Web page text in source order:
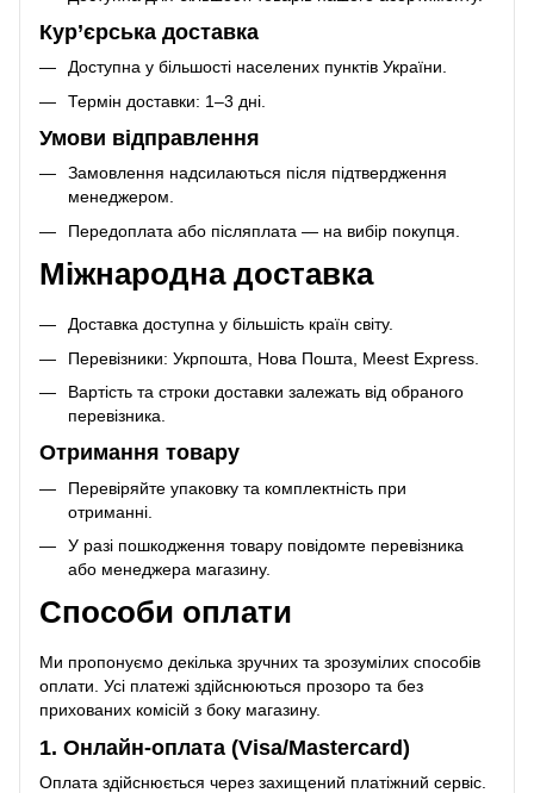
Кур’єрська доставка
Доступна у більшості населених пунктів України.
Термін доставки: 1–3 дні.
Умови відправлення
Замовлення надсилаються після підтвердження
менеджером.
Передоплата або післяплата — на вибір покупця.
Міжнародна доставка
Доставка доступна у більшість країн світу.
Перевізники: Укрпошта, Нова Пошта, Meest Express.
Вартість та строки доставки залежать від обраного
перевізника.
Отримання товару
Перевіряйте упаковку та комплектність при
отриманні.
У разі пошкодження товару повідомте перевізника
або менеджера магазину.
Способи оплати
Ми пропонуємо декілька зручних та зрозумілих способів
оплати. Усі платежі здійснюються прозоро та без
прихованих комісій з боку магазину.
1. Онлайн-оплата (Visa/Mastercard)
Оплата здійснюється через захищений платіжний сервіс.